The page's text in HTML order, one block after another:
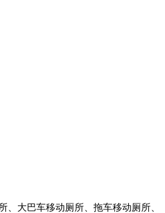
大巴车移动厕所、拖车移动厕所、